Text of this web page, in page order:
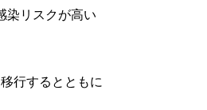
染リスクが高い
行するとともに